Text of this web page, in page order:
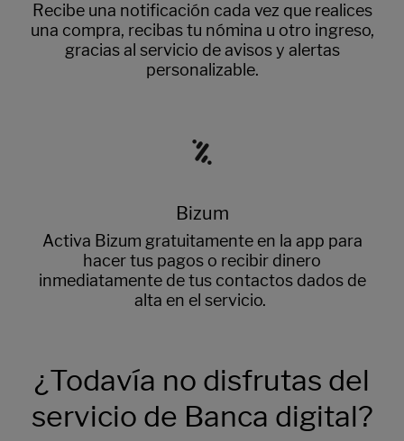
Recibe una notificación cada vez que realices
una compra, recibas tu nómina u otro ingreso,
gracias al servicio de avisos y alertas
personalizable.
Bizum
Activa Bizum gratuitamente en la app para
hacer tus pagos o recibir dinero
inmediatamente de tus contactos dados de
alta en el servicio.
¿Todavía no disfrutas del
servicio de Banca digital?